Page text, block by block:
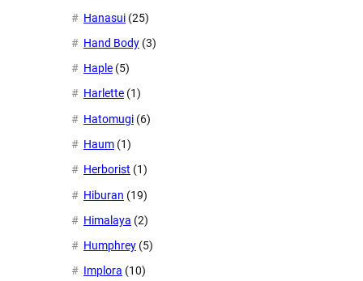
Hanasui (25)
Hand Body (3)
Haple (5)
Harlette (1)
Hatomugi (6)
Haum (1)
Herborist (1)
Hiburan (19)
Himalaya (2)
Humphrey (5)
Implora (10)